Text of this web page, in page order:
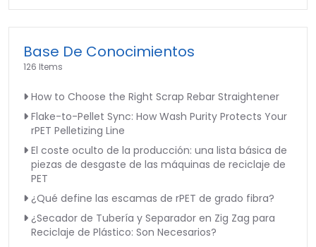
Base De Conocimientos
126 Items
How to Choose the Right Scrap Rebar Straightener
Flake-to-Pellet Sync: How Wash Purity Protects Your
rPET Pelletizing Line
El coste oculto de la producción: una lista básica de
piezas de desgaste de las máquinas de reciclaje de
PET
¿Qué define las escamas de rPET de grado fibra?
¿Secador de Tubería y Separador en Zig Zag para
Reciclaje de Plástico: Son Necesarios?